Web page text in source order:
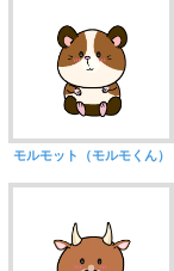
モルモット（モルモくん）